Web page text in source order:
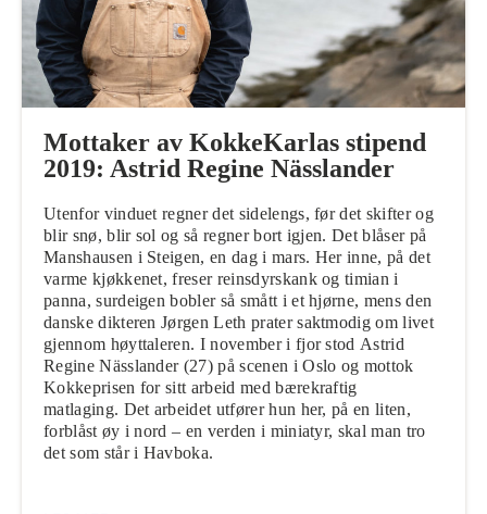
Mottaker av KokkeKarlas stipend
2019: Astrid Regine Nässlander
Utenfor vinduet regner det sidelengs, før det skifter og
blir snø, blir sol og så regner bort igjen. Det blåser på
Manshausen i Steigen, en dag i mars. Her inne, på det
varme kjøkkenet, freser reinsdyrskank og timian i
panna, surdeigen bobler så smått i et hjørne, mens den
danske dikteren Jørgen Leth prater saktmodig om livet
gjennom høyttaleren. I november i fjor stod Astrid
Regine Nässlander (27) på scenen i Oslo og mottok
Kokkeprisen for sitt arbeid med bærekraftig
matlaging. Det arbeidet utfører hun her, på en liten,
forblåst øy i nord – en verden i miniatyr, skal man tro
det som står i Havboka.